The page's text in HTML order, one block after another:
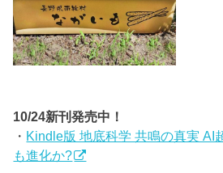
10/24新刊発売中！
・ Kindle版 地底科学 共鳴の真実 AI
も進化か?